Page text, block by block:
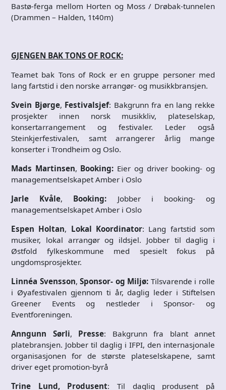
Bastø-ferga mellom Horten og Moss / Drøbak-tunnelen
(Drammen – Halden, 1t40m)
GJENGEN BAK TONS OF ROCK:
Teamet bak Tons of Rock er en gruppe personer med
lang fartstid i den norske arrangør- og musikkbransjen.
Svein Bjørge, Festivalsjef: Bakgrunn fra en lang rekke
prosjekter innen norsk musikkliv, plateselskap,
konsertarrangement og festivaler. Leder også
Steinkjerfestivalen, samt arrangerer årlig mange
konserter i Trondheim og Oslo.
Mads Martinsen, Booking: Eier og driver booking- og
managementselskapet Amber i Oslo
Jarle Kvåle, Booking: Jobber i booking- og
managementselskapet Amber i Oslo
Espen Holtan, Lokal Koordinator: Lang fartstid som
musiker, lokal arrangør og ildsjel. Jobber til daglig i
Østfold fylkeskommune med spesielt fokus på
ungdomsprosjekter.
Linnéa Svensson,Sponsor- og Miljø: Tilsvarende i rolle
i Øyafestivalen gjennom ti år, daglig leder i Stiftelsen
Greener Events og nestleder i Sponsor- og
Eventforeningen.
Anngunn Sørli, Presse: Bakgrunn fra blant annet
platebransjen. Jobber til daglig i IFPI, den internasjonale
organisasjonen for de største plateselskapene, samt
driver eget promotion-byrå
Trine Lund, Produsent: Til daglig produsent på